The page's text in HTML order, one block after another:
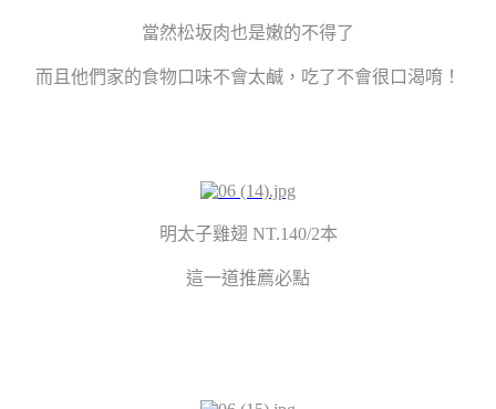
當然松坂肉也是嫩的不得了
而且他們家的食物口味不會太鹹，吃了不會很口渴唷！
明太子雞翅 NT.140/2本
這一道推薦必點